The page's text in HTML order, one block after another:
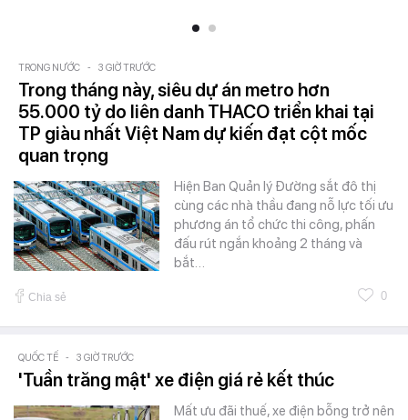
TRONG NƯỚC - 3 GIỜ TRƯỚC
Trong tháng này, siêu dự án metro hơn
55.000 tỷ do liên danh THACO triển khai tại
TP giàu nhất Việt Nam dự kiến đạt cột mốc
quan trọng
Hiện Ban Quản lý Đường sắt đô thị
cùng các nhà thầu đang nỗ lực tối ưu
phương án tổ chức thi công, phấn
đấu rút ngắn khoảng 2 tháng và
bắt…
Chia sẻ 0
QUỐC TẾ - 3 GIỜ TRƯỚC
'Tuần trăng mật' xe điện giá rẻ kết thúc
Mất ưu đãi thuế, xe điện bỗng trở nên